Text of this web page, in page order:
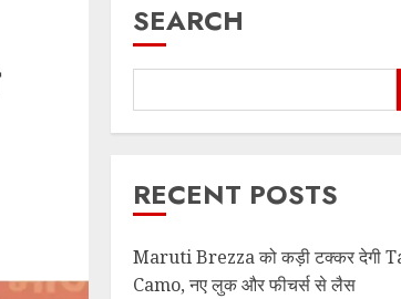
SEARCH
RECENT POSTS
Maruti Brezza को कड़ी टक्कर देगी
Camo, नए लुक और फीचर्स से लैस